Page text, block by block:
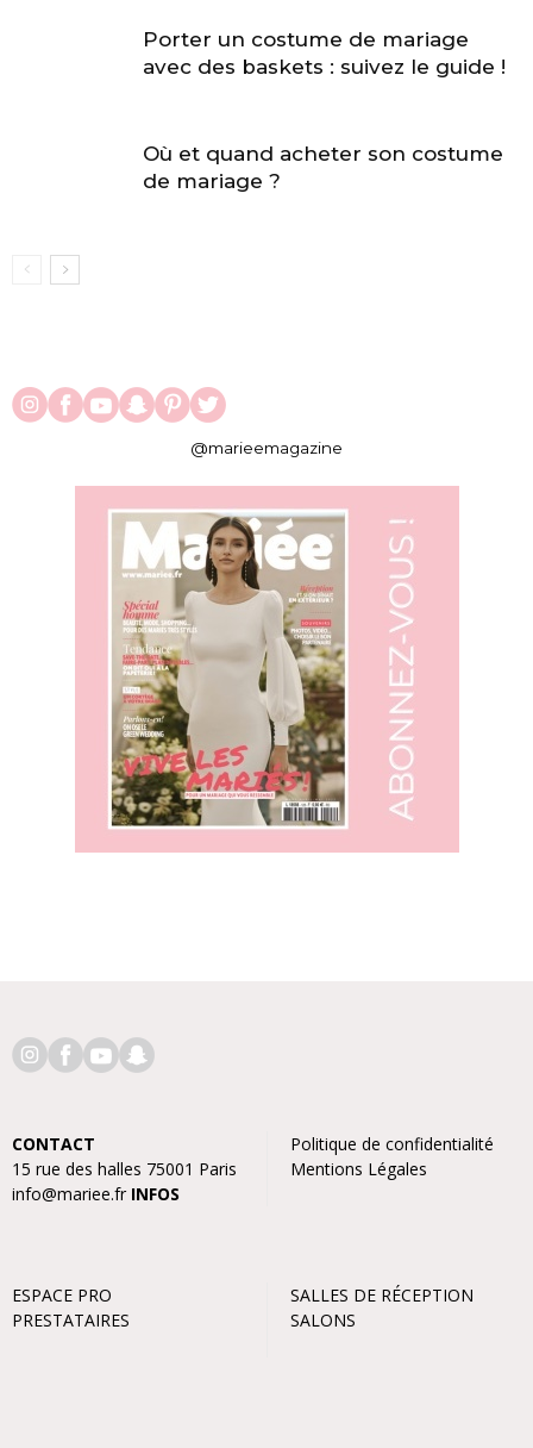
Porter un costume de mariage
avec des baskets : suivez le guide !
Où et quand acheter son costume
de mariage ?
@marieemagazine
CONTACT
15 rue des halles 75001 Paris
info@mariee.fr INFOS
Politique de confidentialité
Mentions Légales
ESPACE PRO
PRESTATAIRES
SALLES DE RÉCEPTION
SALONS